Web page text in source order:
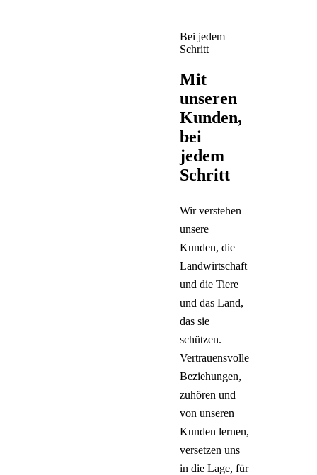
Bei jedem
Schritt
Mit
unseren
Kunden,
bei
jedem
Schritt
Wir verstehen
unsere
Kunden, die
Landwirtschaft
und die Tiere
und das Land,
das sie
schützen.
Vertrauensvolle
Beziehungen,
zuhören und
von unseren
Kunden lernen,
versetzen uns
in die Lage, für